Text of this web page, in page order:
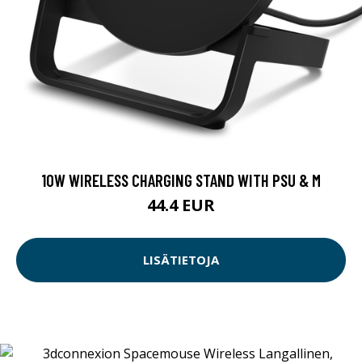
10W WIRELESS CHARGING STAND WITH PSU & M
44.4 EUR
LISÄTIETOJA